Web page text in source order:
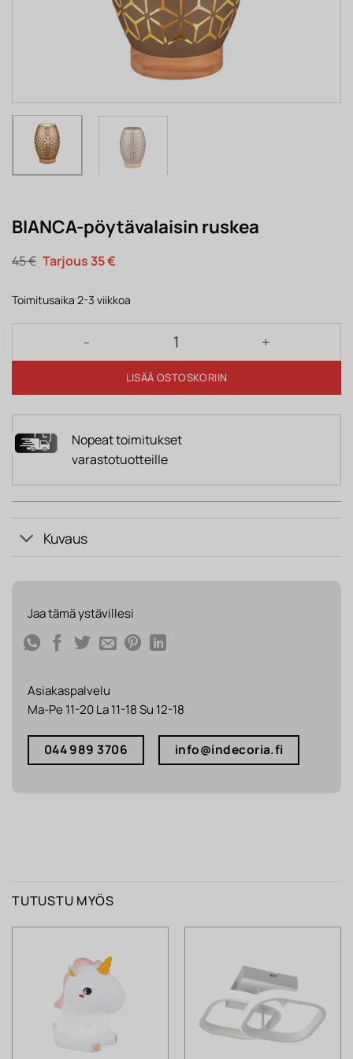
BIANCA-pöytävalaisin ruskea
45€ Alkuperäinen
hinta
45 €.
35€Nykyinen
35 €.
Toimitusaika 2-3 viikkoa
BIANCA-pöytävalaisin ruskea määrä
LISÄÄ OSTOSKORIIN
Nopeat toimitukset
varastotuotteille
Kuvaus
Jaa tämä ystävillesi
Asiakaspalvelu
Ma-Pe 11-20 La 11-18 Su 12-18
044 989 3706 info@indecoria.fi
TUTUSTU MYÖS